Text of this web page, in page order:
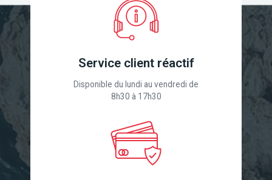
Service client réactif
Disponible du lundi au vendredi de
8h30 à 17h30